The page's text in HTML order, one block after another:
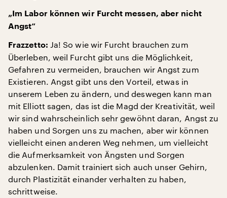
„Im Labor können wir Furcht messen, aber nicht
Angst“
Frazzetto: Ja! So wie wir Furcht brauchen zum
Überleben, weil Furcht gibt uns die Möglichkeit,
Gefahren zu vermeiden, brauchen wir Angst zum
Existieren. Angst gibt uns den Vorteil, etwas in
unserem Leben zu ändern, und deswegen kann man
mit Elliott sagen, das ist die Magd der Kreativität, weil
wir sind wahrscheinlich sehr gewöhnt daran, Angst zu
haben und Sorgen uns zu machen, aber wir können
vielleicht einen anderen Weg nehmen, um vielleicht
die Aufmerksamkeit von Ängsten und Sorgen
abzulenken. Damit trainiert sich auch unser Gehirn,
durch Plastizität einander verhalten zu haben,
schrittweise.